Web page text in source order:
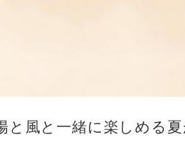
と風と一緒に楽しめる